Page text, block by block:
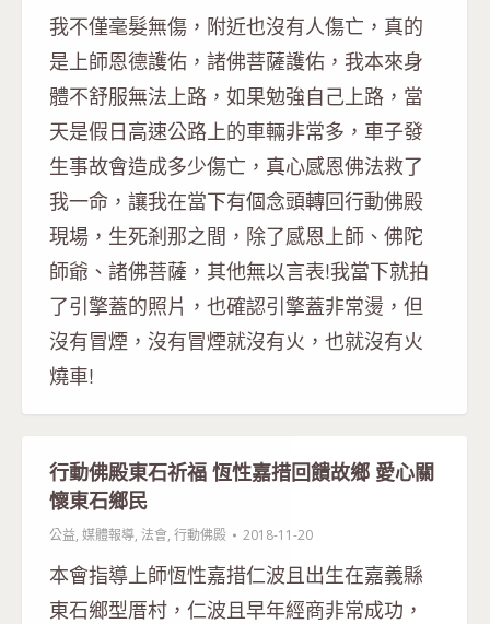
我不僅毫髮無傷，附近也沒有人傷亡，真的
是上師恩德護佑，諸佛菩薩護佑，我本來身
體不舒服無法上路，如果勉強自己上路，當
天是假日高速公路上的車輛非常多，車子發
生事故會造成多少傷亡，真心感恩佛法救了
我一命，讓我在當下有個念頭轉回行動佛殿
現場，生死剎那之間，除了感恩上師、佛陀
師爺、諸佛菩薩，其他無以言表!我當下就拍
了引擎蓋的照片，也確認引擎蓋非常燙，但
沒有冒煙，沒有冒煙就沒有火，也就沒有火
燒車!
行動佛殿東石祈福 恆性嘉措回饋故鄉 愛心關
懷東石鄉民
公益, 媒體報導, 法會, 行動佛殿 2018-11-20
本會指導上師恆性嘉措仁波且出生在嘉義縣
東石鄉型厝村，仁波且早年經商非常成功，